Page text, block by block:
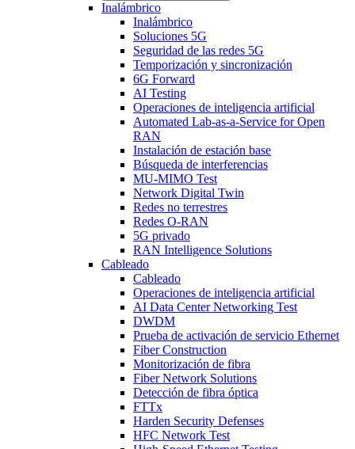
Inalámbrico
Inalámbrico
Soluciones 5G
Seguridad de las redes 5G
Temporización y sincronización
6G Forward
AI Testing
Operaciones de inteligencia artificial
Automated Lab-as-a-Service for Open
RAN
Instalación de estación base
Búsqueda de interferencias
MU-MIMO Test
Network Digital Twin
Redes no terrestres
Redes O-RAN
5G privado
RAN Intelligence Solutions
Cableado
Cableado
Operaciones de inteligencia artificial
AI Data Center Networking Test
DWDM
Prueba de activación de servicio Ethernet
Fiber Construction
Monitorización de fibra
Fiber Network Solutions
Detección de fibra óptica
FTTx
Harden Security Defenses
HFC Network Test